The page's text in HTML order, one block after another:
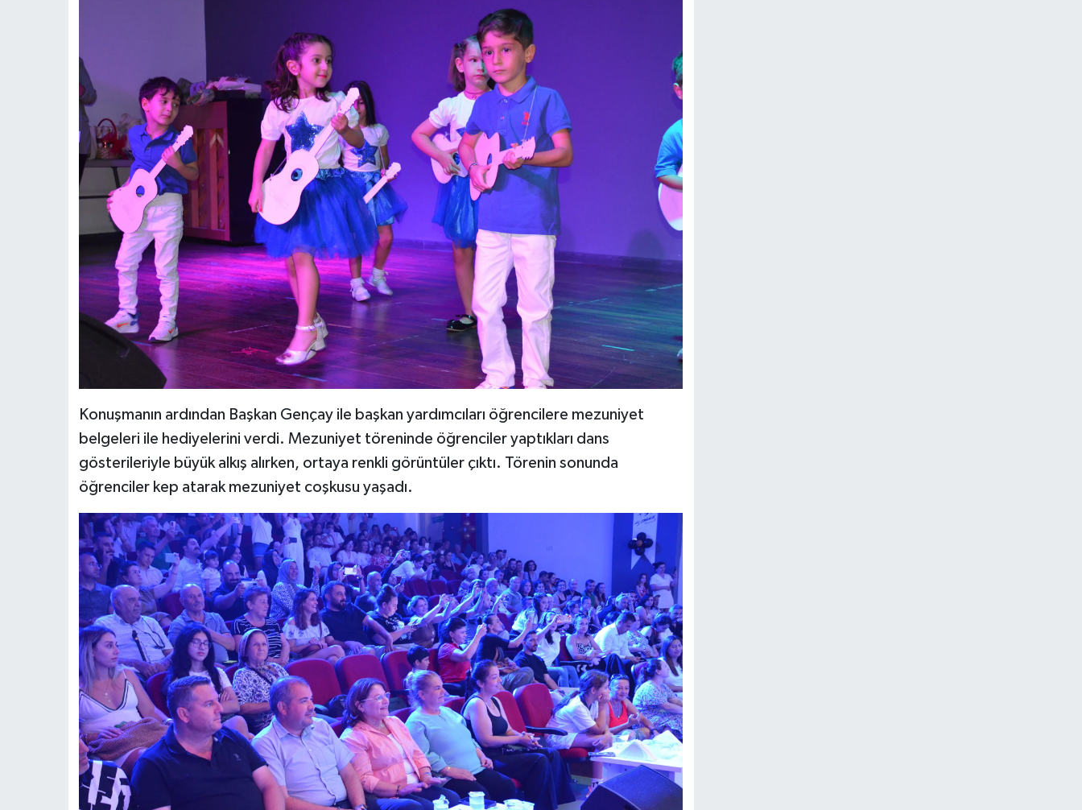
Konuşmanın ardından Başkan Gençay ile başkan yardımcıları öğrencilere mezuniyet
belgeleri ile hediyelerini verdi. Mezuniyet töreninde öğrenciler yaptıkları dans
gösterileriyle büyük alkış alırken, ortaya renkli görüntüler çıktı. Törenin sonunda
öğrenciler kep atarak mezuniyet coşkusu yaşadı.